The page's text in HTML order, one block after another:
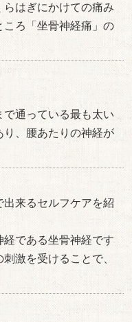
はぎにかけての痛み
ろ「坐骨神経痛」の
通っている最も太い
、腰あたりの神経が
来るセルフケアを紹
経である坐骨神経です
激を受けることで、